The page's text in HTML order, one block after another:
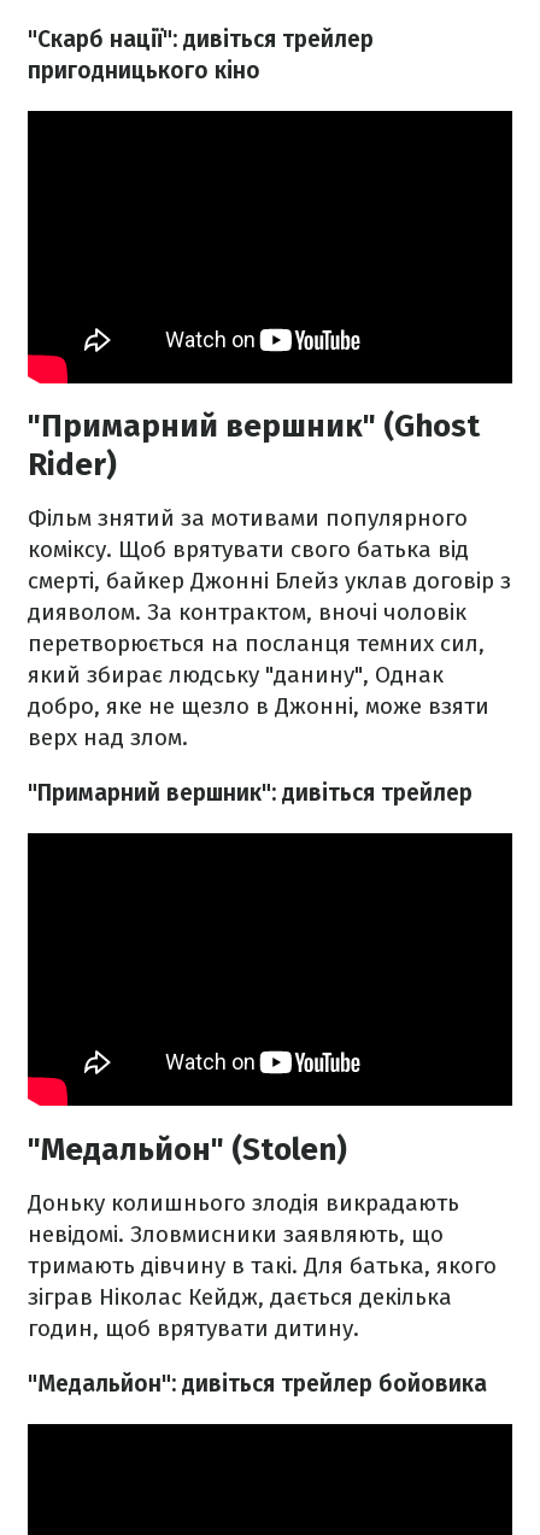
"Скарб нації": дивіться трейлер
пригодницького кіно
"Примарний вершник" (Ghost
Rider)
Фільм знятий за мотивами популярного
коміксу. Щоб врятувати свого батька від
смерті, байкер Джонні Блейз уклав договір з
дияволом. За контрактом, вночі чоловік
перетворюється на посланця темних сил,
який збирає людську "данину", Однак
добро, яке не щезло в Джонні, може взяти
верх над злом.
"Примарний вершник": дивіться трейлер
"Медальйон" (Stolen)
Доньку колишнього злодія викрадають
невідомі. Зловмисники заявляють, що
тримають дівчину в такі. Для батька, якого
зіграв Ніколас Кейдж, дається декілька
годин, щоб врятувати дитину.
"Медальйон": дивіться трейлер бойовика